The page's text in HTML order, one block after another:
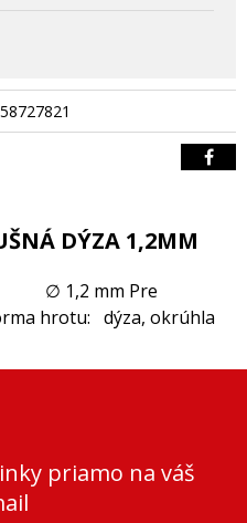
58727821
DÝZA 1,2MM
∅ 1,2 mm Pre
hrotu: dýza, okrúhla
priamo na váš